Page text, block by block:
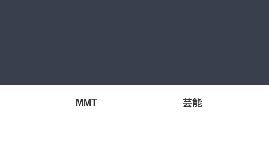
MMT 芸能